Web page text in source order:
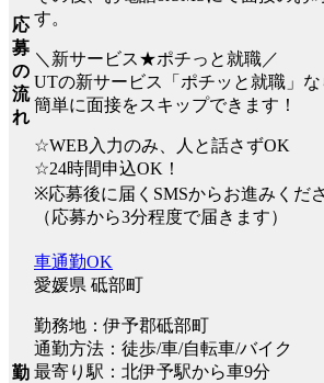
応
募
の
流
れ
す。
＼新サービス★ポチっと就職／
UTの新サービス「ポチッと就職」な
簡単に面接をスキップできます！
☆WEB入力のみ、人と話さずOK
☆24時間申込OK！
※応募後に届くSMSからお進みくだ
（応募から3分程度で届きます）
勤
車通勤OK
愛媛県 砥部町
勤務地：伊予郡砥部町
通勤方法：徒歩/車/自転車/バイク
最寄り駅：北伊予駅から車9分